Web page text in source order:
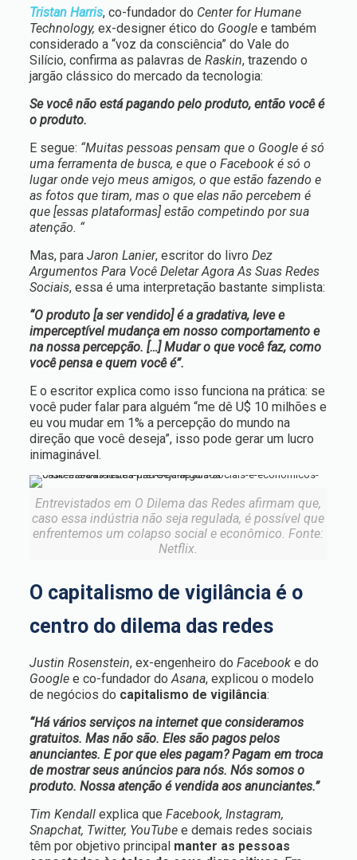
Tristan Harris, co-fundador do Center for Humane
Technology, ex-designer ético do Google e também
considerado a “voz da consciência” do Vale do
Silício, confirma as palavras de Raskin, trazendo o
jargão clássico do mercado da tecnologia:
Se você não está pagando pelo produto, então você é
o produto.
E segue: “Muitas pessoas pensam que o Google é só
uma ferramenta de busca, e que o Facebook é só o
lugar onde vejo meus amigos, o que estão fazendo e
as fotos que tiram, mas o que elas não percebem é
que [essas plataformas] estão competindo por sua
atenção. “
Mas, para Jaron Lanier, escritor do livro Dez
Argumentos Para Você Deletar Agora As Suas Redes
Sociais, essa é uma interpretação bastante simplista:
“O produto [a ser vendido] é a gradativa, leve e
imperceptível mudança em nosso comportamento e
na nossa percepção. […] Mudar o que você faz, como
você pensa e quem você é”.
E o escritor explica como isso funciona na prática: se
você puder falar para alguém “me dê U$ 10 milhões e
eu vou mudar em 1% a percepção do mundo na
direção que você deseja”, isso pode gerar um lucro
inimaginável.
Entrevistados em O Dilema das Redes afirmam que,
caso essa indústria não seja regulada, é possível que
enfrentemos um colapso social e econômico. Fonte:
Netflix.
O capitalismo de vigilância é o
centro do dilema das redes
Justin Rosenstein, ex-engenheiro do Facebook e do
Google e co-fundador doAsana, explicou o modelo
de negócios do capitalismo de vigilância:
“Há vários serviços na internet que consideramos
gratuitos. Mas não são. Eles são pagos pelos
anunciantes. E por que eles pagam? Pagam em troca
de mostrar seus anúncios para nós. Nós somos o
produto. Nossa atenção é vendida aos anunciantes.”
Tim Kendall explica que Facebook, Instagram,
Snapchat, Twitter, YouTube e demais redes sociais
têm por objetivo principal manter as pessoas